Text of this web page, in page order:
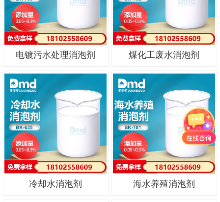
电镀污水处理消泡剂 煤化工废水消泡剂
冷却水消泡剂 海水养殖消泡剂